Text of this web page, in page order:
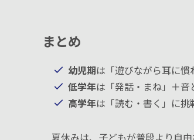
まとめ
幼児期は「遊びながら耳に慣
低学年は「発話・まね」＋音
高学年は「読む・書く」に